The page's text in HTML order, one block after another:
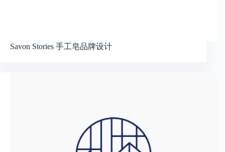
Savon Stories 手工皂品牌设计